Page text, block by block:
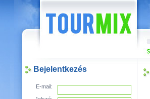
Bejelentkezés
E-mail: